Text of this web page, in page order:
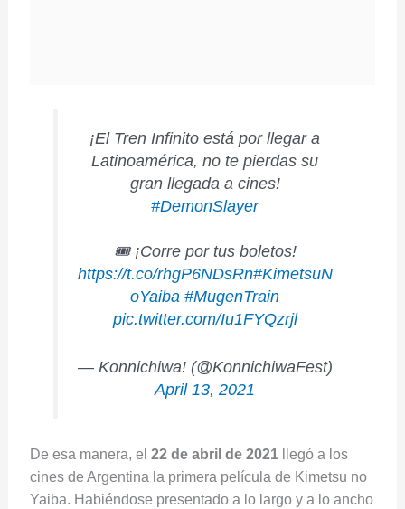
¡El Tren Infinito está por llegar a
Latinoamérica, no te pierdas su
gran llegada a cines!
#DemonSlayer
🎟️ ¡Corre por tus boletos!
https://t.co/rhgP6NDsRn#KimetsuN
oYaiba #MugenTrain
pic.twitter.com/Iu1FYQzrjl
— Konnichiwa! (@KonnichiwaFest)
April 13, 2021
De esa manera, el 22 de abril de 2021llegó a los
cines de Argentina la primera película de Kimetsu no
Yaiba. Habiéndose presentado a lo largo y a lo ancho